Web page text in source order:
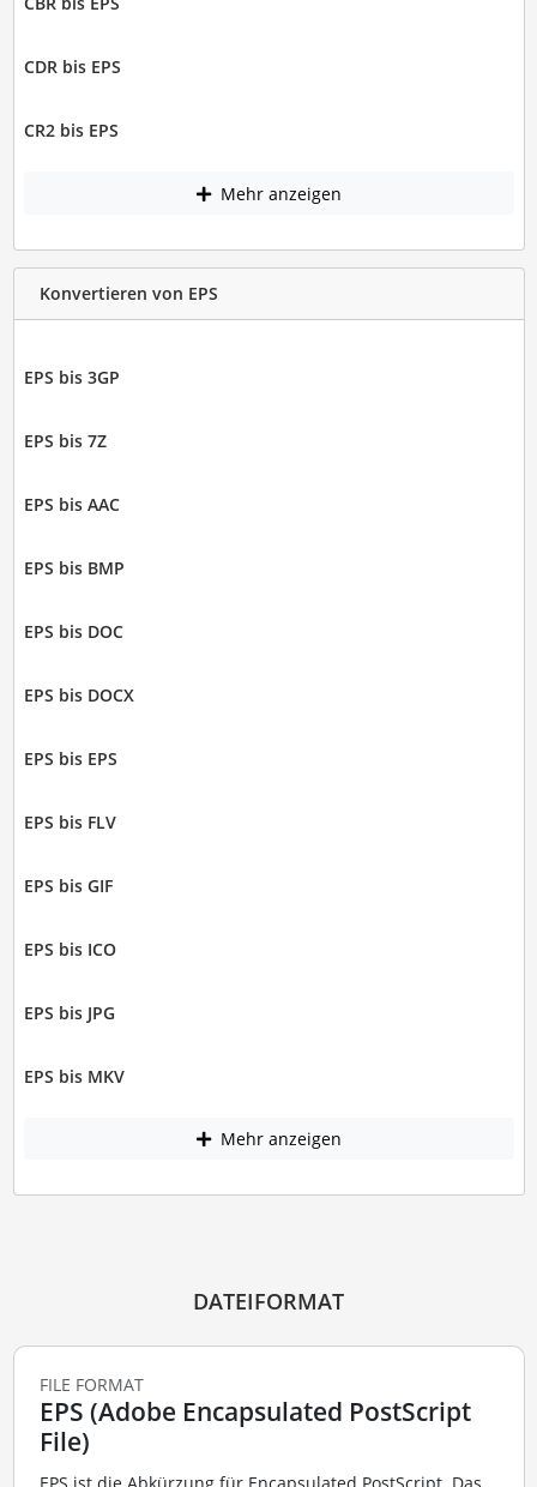
CDR bis EPS
CR2 bis EPS
Mehr anzeigen
Konvertieren von EPS
EPS bis 3GP
EPS bis 7Z
EPS bis AAC
EPS bis BMP
EPS bis DOC
EPS bis DOCX
EPS bis EPS
EPS bis FLV
EPS bis GIF
EPS bis ICO
EPS bis JPG
EPS bis MKV
Mehr anzeigen
DATEIFORMAT
FILE FORMAT
EPS (Adobe Encapsulated PostScript
File)